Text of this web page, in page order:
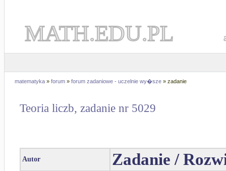
MATH.EDU.PL
matematyka » forum » forum zadaniowe - uczelnie wy�sze » zadanie
Teoria liczb, zadanie nr 5029
Autor Zadanie /